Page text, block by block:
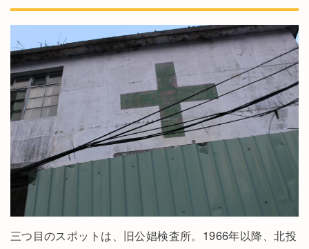
三つ目のスポットは、旧公娼検査所。1966年以降、北投